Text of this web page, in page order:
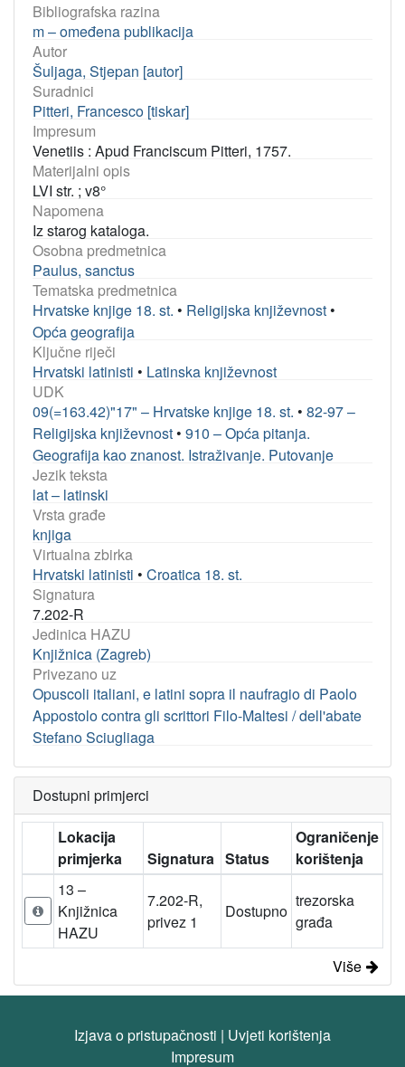
Bibliografska razina
m – omeđena publikacija
Autor
Šuljaga, Stjepan [autor]
Suradnici
Pitteri, Francesco [tiskar]
Impresum
Venetiis : Apud Franciscum Pitteri, 1757.
Materijalni opis
LVI str. ; v8°
Napomena
Iz starog kataloga.
Osobna predmetnica
Paulus, sanctus
Tematska predmetnica
Hrvatske knjige 18. st. • Religijska književnost •
Opća geografija
Ključne riječi
Hrvatski latinisti • Latinska književnost
UDK
09(=163.42)"17" – Hrvatske knjige 18. st. • 82-97 –
Religijska književnost • 910 – Opća pitanja.
Geografija kao znanost. Istraživanje. Putovanje
Jezik teksta
lat – latinski
Vrsta građe
knjiga
Virtualna zbirka
Hrvatski latinisti • Croatica 18. st.
Signatura
7.202-R
Jedinica HAZU
Knjižnica (Zagreb)
Privezano uz
Opuscoli italiani, e latini sopra il naufragio di Paolo
Appostolo contra gli scrittori Filo-Maltesi / dell'abate
Stefano Sciugliaga
Dostupni primjerci
Lokacija
primjerka
Signatura Status
Ograničenje
korištenja
13 –
Knjižnica
HAZU
7.202-R,
privez 1
Dostupno
trezorska
građa
Više
Izjava o pristupačnosti | Uvjeti korištenja
Impresum